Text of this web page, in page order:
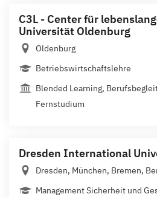
C3L - Center für
Universität Oldenburg
Oldenburg
Betriebswirtschaftslehre
Blended Learning,
Fernstudium
Dresden International
Dresden, München, Bremen,
Management Sicherheit und